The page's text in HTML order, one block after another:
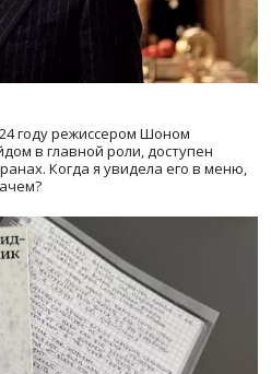
годурежиссером Шоном
в главной роли, доступен
Когда я увидела его в меню,